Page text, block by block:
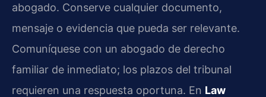
abogado. Conserve cualquier documento,
mensaje o evidencia que pueda ser relevante.
Comuníquese con un abogado de derecho
familiar de inmediato; los plazos del tribunal
requieren una respuesta oportuna. En Law